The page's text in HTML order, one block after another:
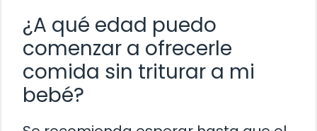
¿A qué edad puedo
comenzar a ofrecerle
comida sin triturar a mi
bebé?